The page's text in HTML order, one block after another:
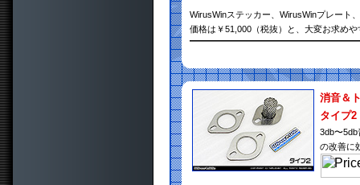
WirusWinステッカー、WirusWinプレート
価格は￥51,000（税抜）と、大変お求め
消音＆
タイプ2
3db〜
の改善に